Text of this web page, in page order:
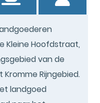
Kleine Hoofdstraat,
van de
Rijngebied.
landgoed